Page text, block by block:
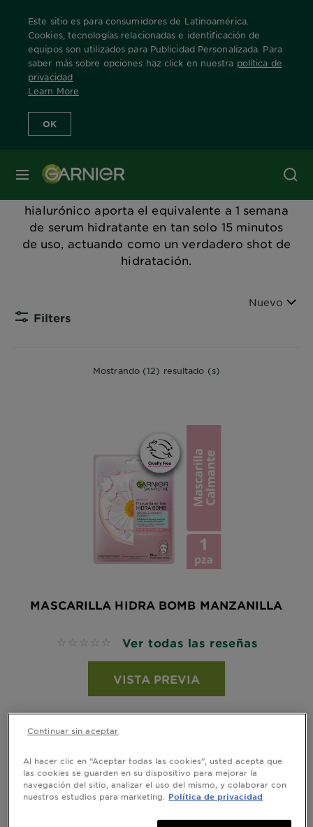
Este sitio es para consumidores de Latinoamérica.
Cookies, tecnologías relacionadas e identificación de
equipos son utilizados para Publicidad Personalizada. Para
saber más sobre opciones haz click en nuestra política de
privacidad
Learn More
OK
MENÚ
Home Productos
mascarillas en tela de Garnier Skin Active, su
hialurónico aporta el equivalente a 1 semana
de serum hidratante en tan solo 15 minutos
de uso, actuando como un verdadero shot de
hidratación.
Filters
Ordenar por
Nuevo
Mostrando (12) resultado (s)
MASCARILLA HIDRA BOMB MANZANILLA
No reviews Ver todas las reseñas
VISTA PREVIA
Al hacer clic en “Aceptar todas las cookies”, usted acepta que
las cookies se guarden en su dispositivo para mejorar la
navegación del sitio, analizar el uso del mismo, y colaborar con
nuestros estudios para marketing. Política de privacidad
Continuar sin aceptar